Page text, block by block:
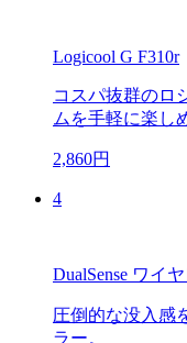
Logicool G F310r
コスパ抜群のロ
ムを手軽に楽し
2,860円
4
DualSense ワイ
圧倒的な没入感
ラー。